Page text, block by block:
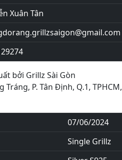
Xuân Tân
bởi Grillz Sài Gòn
P. Tân Định, Q.1, TPHCM,
07/06/2024
Single Grillz